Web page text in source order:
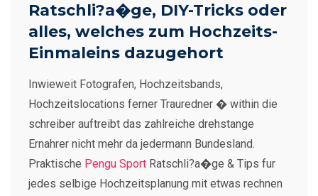
Ratschli?a�ge, DIY-Tricks oder
alles, welches zum Hochzeits-
Einmaleins dazugehort
Inwieweit Fotografen, Hochzeitsbands,
Hochzeitslocations ferner Trauredner � within die
schreiber auftreibt das zahlreiche drehstange
Ernahrer nicht mehr da jedermann Bundesland.
Praktische Pengu Sport Ratschli?a�ge & Tips fur
jedes selbige Hochzeitsplanung mit etwas rechnen